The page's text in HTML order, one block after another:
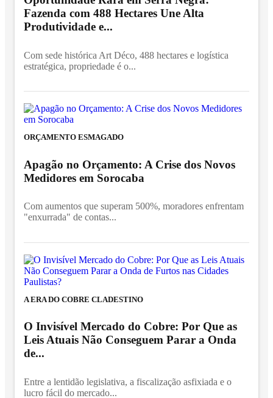
Fazenda com 488 Hectares Une Alta
Produtividade e...
Com sede histórica Art Déco, 488 hectares e logística
estratégica, propriedade é o...
ORÇAMENTO ESMAGADO
Apagão no Orçamento: A Crise dos Novos
Medidores em Sorocaba
Com aumentos que superam 500%, moradores enfrentam
"enxurrada" de contas...
A ERA DO COBRE CLADESTINO
O Invisível Mercado do Cobre: Por Que as
Leis Atuais Não Conseguem Parar a Onda
de...
Entre a lentidão legislativa, a fiscalização asfixiada e o
lucro fácil do mercado...